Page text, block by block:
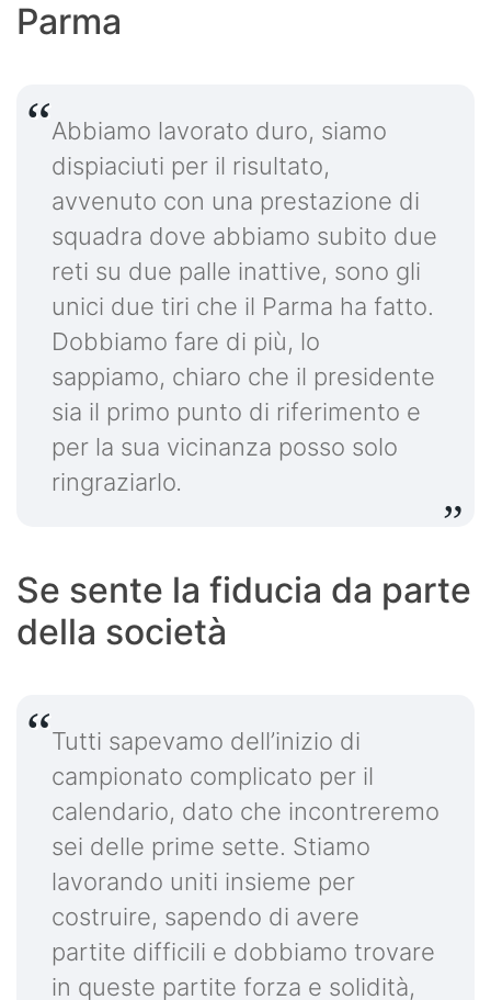
Parma
Abbiamo lavorato duro, siamo
dispiaciuti per il risultato,
avvenuto con una prestazione di
squadra dove abbiamo subito due
reti su due palle inattive, sono gli
unici due tiri che il Parma ha fatto.
Dobbiamo fare di più, lo
sappiamo, chiaro che il presidente
sia il primo punto di riferimento e
per la sua vicinanza posso solo
ringraziarlo.
Se sente la fiducia da parte
della società
Tutti sapevamo dell’inizio di
campionato complicato per il
calendario, dato che incontreremo
sei delle prime sette. Stiamo
lavorando uniti insieme per
costruire, sapendo di avere
partite difficili e dobbiamo trovare
in queste partite forza e solidità,